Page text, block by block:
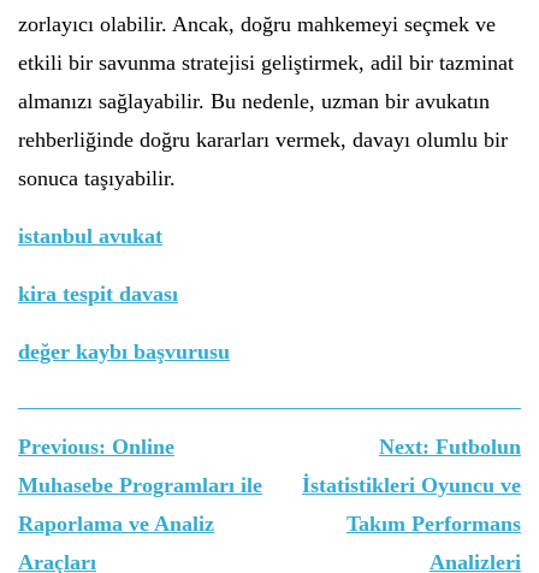
zorlayıcı olabilir. Ancak, doğru mahkemeyi seçmek ve
etkili bir savunma stratejisi geliştirmek, adil bir tazminat
almanızı sağlayabilir. Bu nedenle, uzman bir avukatın
rehberliğinde doğru kararları vermek, davayı olumlu bir
sonuca taşıyabilir.
istanbul avukat
kira tespit davası
değer kaybı başvurusu
Yazı
gezinmesi
Previous: Online
Muhasebe Programları ile
Raporlama ve Analiz
Araçları
Next: Futbolun
İstatistikleri Oyuncu ve
Takım Performans
Analizleri